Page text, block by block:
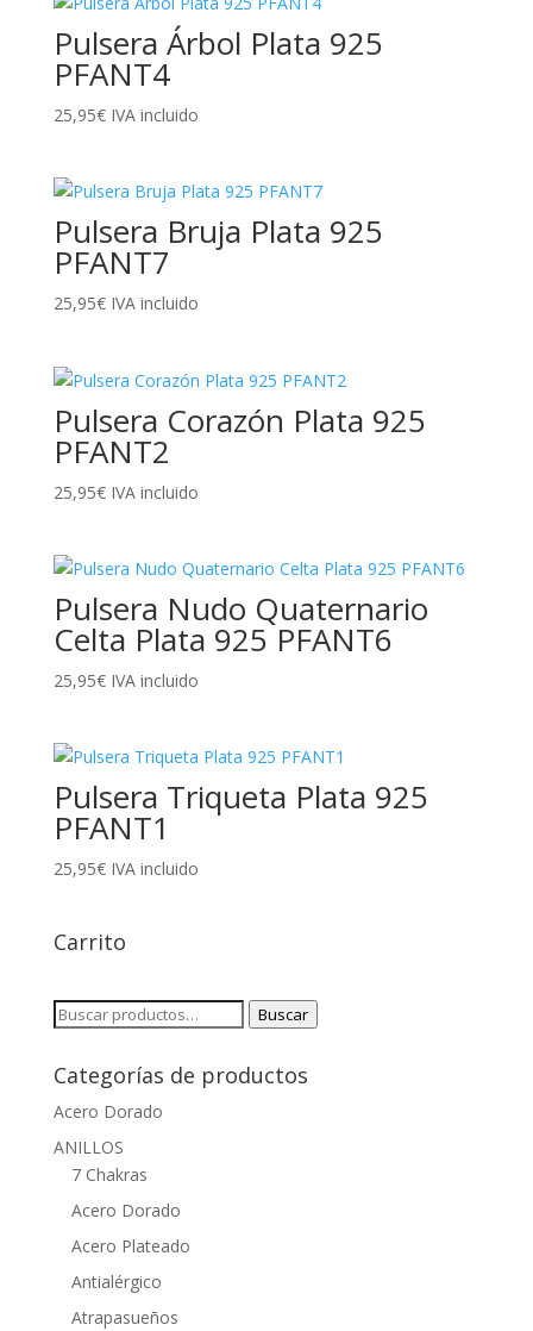
Pulsera Árbol Plata 925
PFANT4
25,95€ IVA incluido
Pulsera Bruja Plata 925
PFANT7
25,95€ IVA incluido
Pulsera Corazón Plata 925
PFANT2
25,95€ IVA incluido
Pulsera Nudo Quaternario
Celta Plata 925 PFANT6
25,95€ IVA incluido
Pulsera Triqueta Plata 925
PFANT1
25,95€ IVA incluido
Carrito
Buscar
Buscar
Categorías de productos
Acero Dorado
ANILLOS
7 Chakras
Acero Dorado
Acero Plateado
Antialérgico
Atrapasueños